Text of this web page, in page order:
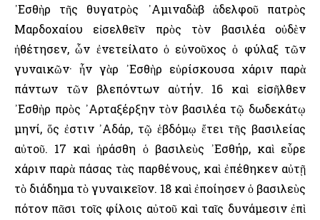
᾿Εσθὴρ τῆς θυγατρὸς ᾿Αμιναδὰβ ἀδελφοῦ πατρὸς
Μαρδοχαίου εἰσελθεῖν πρὸς τὸν βασιλέα οὐδὲν
ἠθέτησεν, ὧν ἐνετείλατο ὁ εὐνοῦχος ὁ φύλαξ τῶν
γυναικῶν· ἦν γὰρ ᾿Εσθὴρ εὑρίσκουσα χάριν παρὰ
πάντων τῶν βλεπόντων αὐτήν. 16 καὶ εἰσῆλθεν
᾿Εσθὴρ πρὸς ᾿Αρταξέρξην τὸν βασιλέα τῷ δωδεκάτῳ
μηνί, ὅς ἐστιν ᾿Αδάρ, τῷ ἑβδόμῳ ἔτει τῆς βασιλείας
αὐτοῦ. 17 καὶ ἠράσθη ὁ βασιλεὺς ᾿Εσθήρ, καὶ εὗρε
χάριν παρὰ πάσας τὰς παρθένους, καὶ ἐπέθηκεν αὐτῇ
τὸ διάδημα τὸ γυναικεῖον. 18 καὶ ἐποίησεν ὁ βασιλεὺς
πότον πᾶσι τοῖς φίλοις αὐτοῦ καὶ ταῖς δυνάμεσιν ἐπὶ